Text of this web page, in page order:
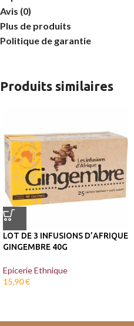
Avis (0)
Plus de produits
Politique de garantie
Produits similaires
LOT DE 3 INFUSIONS D’AFRIQUE
GINGEMBRE 40G
Epicerie Ethnique
15,90€